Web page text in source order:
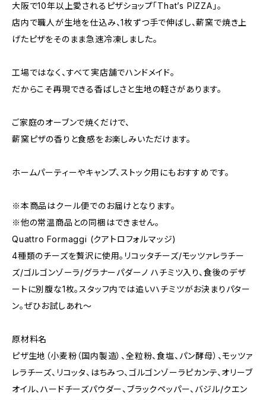
大阪で10年以上愛されるピザショップ「That’s PIZZA」。
店内で職人が生地を仕込み、1枚ずつ手で伸ばし、薪窯で焼き上
げたピザをそのまま急速冷凍しました。
工場ではなく、すべて実店舗でハンドメイド。
だからこそ再現できる香ばしさと生地の軽さがあります。
ご家庭のオーブンで焼くだけで、
薪窯ピザの香りと食感をお楽しみいただけます。
ホームパーティーやキャンプ、ストック用にもおすすめです。
※本商品はクール便でのお届けとなります。
※他の常温商品との同梱はできません。
Quattro Formaggi (クアトロフォルマッジ)
4種類のチーズを贅沢に使用。リコッタチーズ/モッツァレラチー
ズ/ゴルゴンゾーラ/グラナーパダーノ ハチミツ入り、食後のデザ
ートに別腹な1枚。スタッフ内では追いハチミツがお決まりパター
ン。ぜひお試しあれ〜
原材料名
ピザ生地（小麦粉（国内製造）、全粒粉、食塩、パン酵母）、モッツァ
レラチーズ、リコッタ、はちみつ、ゴルゴンゾーラピカンテ、オリーブ
オイル、ハードチーズパウダー、ブラックペッパー、バジル/クエン